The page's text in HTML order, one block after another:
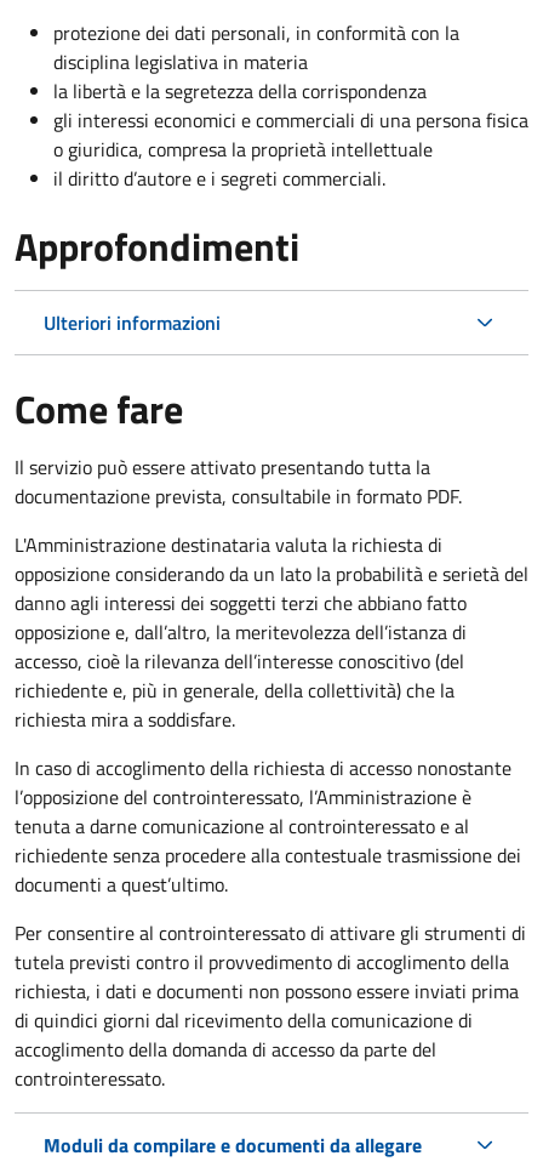
protezione dei dati personali, in conformità con la
disciplina legislativa in materia
la libertà e la segretezza della corrispondenza
gli interessi economici e commerciali di una persona fisica
o giuridica, compresa la proprietà intellettuale
il diritto d’autore e i segreti commerciali.
Approfondimenti
Ulteriori informazioni
Come fare
Il servizio può essere attivato presentando tutta la
documentazione prevista, consultabile in formato PDF.
L'Amministrazione destinataria valuta la richiesta di
opposizione considerando da un lato la probabilità e serietà del
danno agli interessi dei soggetti terzi che abbiano fatto
opposizione e, dall’altro, la meritevolezza dell’istanza di
accesso, cioè la rilevanza dell’interesse conoscitivo (del
richiedente e, più in generale, della collettività) che la
richiesta mira a soddisfare.
In caso di accoglimento della richiesta di accesso nonostante
l’opposizione del controinteressato, l’Amministrazione è
tenuta a darne comunicazione al controinteressato e al
richiedente senza procedere alla contestuale trasmissione dei
documenti a quest’ultimo.
Per consentire al controinteressato di attivare gli strumenti di
tutela previsti contro il provvedimento di accoglimento della
richiesta, i dati e documenti non possono essere inviati prima
di quindici giorni dal ricevimento della comunicazione di
accoglimento della domanda di accesso da parte del
controinteressato.
Moduli da compilare e documenti da allegare